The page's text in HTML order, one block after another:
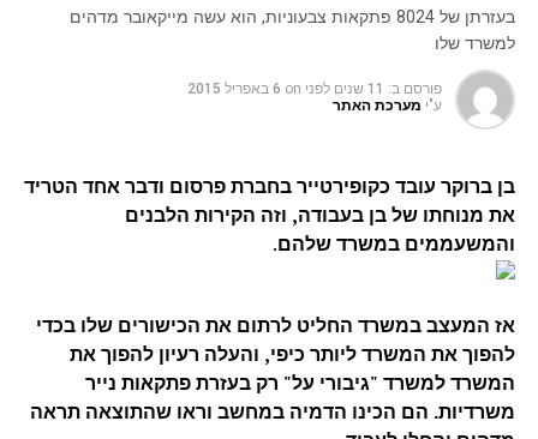
בעזרתן של 8024 פתקאות צבעוניות, הוא עשה מייקאובר מדהים
למשרד שלו
פורסם ב: 11 שנים לפני on 6 באפריל 2015
ע"י מערכת האתר
בן ברוקר עובד כקופירטייר בחברת פרסום ודבר אחד הטריד
את מנוחתו של בן בעבודה, וזה הקירות הלבנים
והמשעממים במשרד שלהם.
אז המעצב במשרד החליט לרתום את הכישורים שלו בכדי
להפוך את המשרד ליותר כיפי, והעלה רעיון להפוך את
המשרד למשרד "גיבורי על" רק בעזרת פתקאות נייר
משרדיות. הם הכינו הדמיה במחשב וראו שהתוצאה תראה